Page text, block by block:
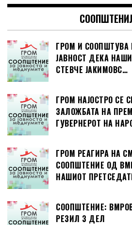
ГРОМ И
ЈАВНОСТ ДЕКА
СТЕВЧЕ ЈАКИМОВС…
ГРОМ НАЈОСТРО СЕ
ЗАЛОЖБАТА НА
ГУВЕРНЕРОТ НА
ГРОМ РЕАГИРА НА
СООПШТЕНИЕ ОД
НАШИОТ
СООПШТЕНИЕ:
РЕЗИЛ 3 ДЕЛ